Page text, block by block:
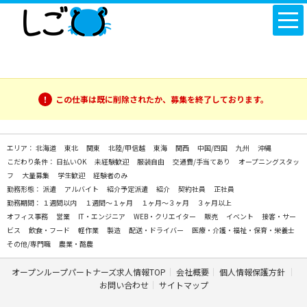
この仕事は既に削除されたか、募集を終了しております。
エリア： 北海道 東北 関東 北陸/甲信越 東海 関西 中国/四国 九州
沖縄
こだわり条件： 日払いOK 未経験歓迎 服装自由 交通費/手当てあり
オープニングスタッ
フ
大量募集 学生歓迎
経験者のみ
勤務形態： 派遣 アルバイト 紹介予定派遣 紹介 契約社員
正社員
勤務期間： １週間以内 １週間～１ヶ月 １ヶ月～３ヶ月
３ヶ月以上
オフィス事務
営業 IT・エンジニア WEB・クリエイター 販売 イベント
接客・サー
ビス
飲食・フード 軽作業 製造 配送・ドライバー
医療・介護・福祉・保育・栄養士
その他/専門職
農業・酪農
オープンループパートナーズ求人情報TOP 会社概要
個人情報保護方針
お問い合わせ
サイトマップ